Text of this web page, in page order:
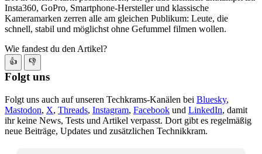
Insta360, GoPro, Smartphone-Hersteller und klassische
Kameramarken zerren alle am gleichen Publikum: Leute, die
schnell, stabil und möglichst ohne Gefummel filmen wollen.
Wie fandest du den Artikel?
👍 👎
Folgt uns
Folgt uns auch auf unseren Techkrams-Kanälen bei Bluesky,
Mastodon, X, Threads, Instagram, Facebook und LinkedIn, damit
ihr keine News, Tests und Artikel verpasst. Dort gibt es regelmäßig
neue Beiträge, Updates und zusätzlichen Technikkram.